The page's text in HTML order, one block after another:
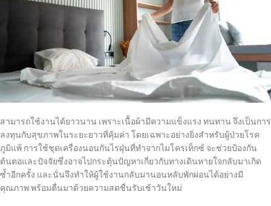
สามารถใช้งานได้ยาวนาน เพราะเนื้อผ้ามีความแข็งแรง ทนทาน จึงเป็นการ
ลงทุนกับสุขภาพในระยะยาวที่คุ้มค่า โดยเฉพาะอย่างยิ่งสำหรับผู้ป่วยโรค
ภูมิแพ้ การใช้ชุดเครื่องนอนกันไรฝุ่นที่ทำจากไมโครเท็กซ์ จะช่วยป้องกัน
ต้นตอและปัจจัยซึ่งอาจไปกระตุ้นปัญหาเกี่ยวกับทางเดินหายใจกลับมาเกิด
ซ้ำอีกครั้ง และนั่นจึงทำให้ผู้ใช้งานกลับมานอนหลับพักผ่อนได้อย่างมี
คุณภาพ พร้อมตื่นมาด้วยความสดชื่นรับเช้าวันใหม่